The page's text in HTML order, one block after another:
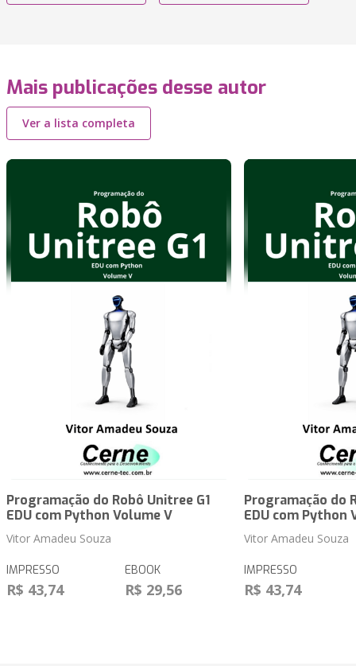
Mais publicações desse autor
Ver a lista completa
Programação do Robô Unitree G1
EDU com Python Volume V
Vitor Amadeu Souza
IMPRESSO
R$ 43,74
EBOOK
R$ 29,56
Programação do
EDU com Python
Vitor Amadeu Souza
IMPRESSO
R$ 43,74